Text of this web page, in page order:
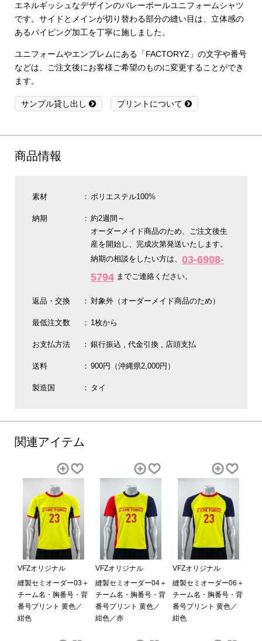
エネルギッシュなデザインのバレーボールユニフォームシャツ
です。サイドとメインが切り替わる部分の縫い目は、立体感の
あるパイピング加工を丁寧に施しました。
ユニフォームやエンブレムにある「FACTORYZ」の文字や番号
などは、ご注文後にお客様ご希望のものに変更することができ
ます。
サンプル貸し出し プリントについて
商品情報
素材 ポリエステル100%
納期
約2週間～
オーダーメイド商品のため、ご注文後生
産を開始し、完成次第発送いたします。
納期の相談をしたい方は、03-6908-
5794 までご連絡ください。
返品・交換 対象外（オーダーメイド商品のため）
最低注文数 1枚から
お支払方法 銀行振込 代金引換 店頭支払
送料 900円（沖縄県2,000円）
製造国 タイ
関連アイテム
VFZオリジナル
縫製セミオーダー03＋
チーム名・胸番号・背
番号プリント 黄色／
紺色
VFZオリジナル
縫製セミオーダー04＋
チーム名・胸番号・背
番号プリント 黄色／
紺色／赤
VFZオリジナル
縫製セミオーダー06＋
チーム名・胸番号・背
番号プリント 黄色／
紺色